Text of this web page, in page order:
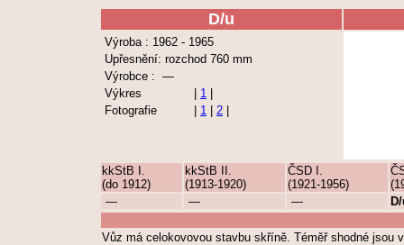
D/u
Výroba : 1962 - 1965
Upřesnění: rozchod 760 mm
Výrobce : —
Výkres
1
Fotografie
1 2
kkStB I.
(do 1912)
kkStB II.
(1913-1920)
ČSD I.
(1921-1956)
—
— —
Vůz má celokovovou stavbu skříně. Téměř shodné jsou